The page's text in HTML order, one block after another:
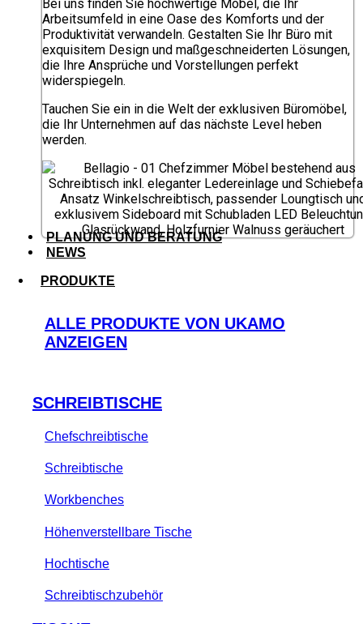
Bei uns finden Sie hochwertige Möbel, die Ihr
Arbeitsumfeld in eine Oase des Komforts und der
Produktivität verwandeln. Gestalten Sie Ihr Büro mit
exquisitem Design und maßgeschneiderten Lösungen,
die Ihre Ansprüche und Vorstellungen perfekt
widerspiegeln.
Tauchen Sie ein in die Welt der exklusiven Büromöbel,
die Ihr Unternehmen auf das nächste Level heben
werden.
PLANUNG UND BERATUNG
NEWS
PRODUKTE
ALLE PRODUKTE VON UKAMO
ANZEIGEN
SCHREIBTISCHE
Chefschreibtische
Schreibtische
Workbenches
Höhenverstellbare Tische
Hochtische
Schreibtischzubehör